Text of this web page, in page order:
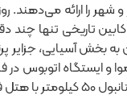
و شهر را ارائه
تاریخی تنها چند
بخش آسیایی، جزایر
دارد.